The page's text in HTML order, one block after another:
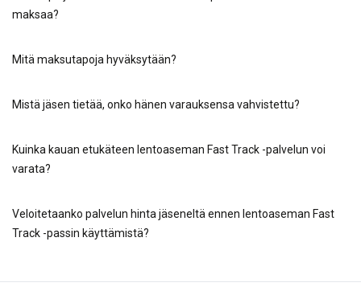
maksaa?
Mitä maksutapoja hyväksytään?
Mistä jäsen tietää, onko hänen varauksensa vahvistettu?
Kuinka kauan etukäteen lentoaseman Fast Track -palvelun voi
varata?
Veloitetaanko palvelun hinta jäseneltä ennen lentoaseman Fast
Track -passin käyttämistä?